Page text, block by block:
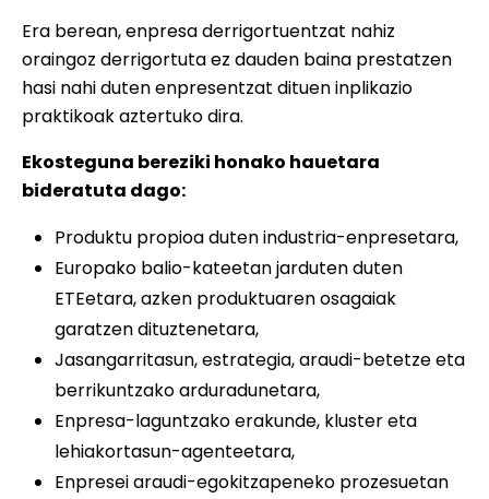
Era berean, enpresa derrigortuentzat nahiz
oraingoz derrigortuta ez dauden baina prestatzen
hasi nahi duten enpresentzat dituen inplikazio
praktikoak aztertuko dira.
Ekosteguna bereziki honako hauetara
bideratuta dago:
Produktu propioa duten industria-enpresetara,
Europako balio-kateetan jarduten duten
ETEetara, azken produktuaren osagaiak
garatzen dituztenetara,
Jasangarritasun, estrategia, araudi-betetze eta
berrikuntzako arduradunetara,
Enpresa-laguntzako erakunde, kluster eta
lehiakortasun-agenteetara,
Enpresei araudi-egokitzapeneko prozesuetan